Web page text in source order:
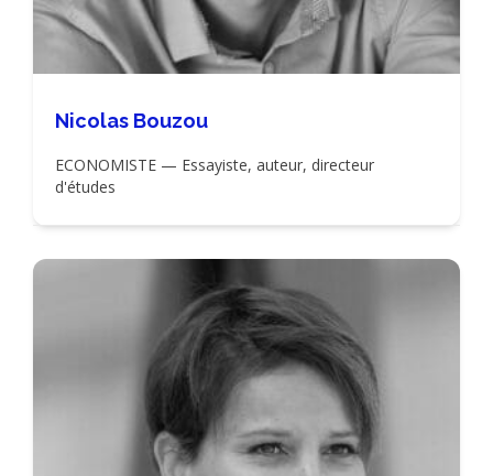
Nicolas Bouzou
ECONOMISTE — Essayiste, auteur, directeur
d'études